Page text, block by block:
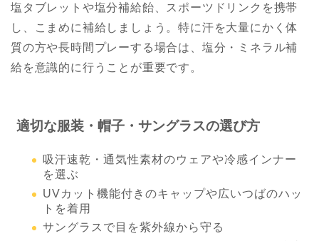
塩タブレットや塩分補給飴、スポーツドリンクを携帯
し、こまめに補給しましょう。特に汗を大量にかく体
質の方や長時間プレーする場合は、塩分・ミネラル補
給を意識的に行うことが重要です。
適切な服装・帽子・サングラスの選び方
吸汗速乾・通気性素材のウェアや冷感インナー
を選ぶ
UVカット機能付きのキャップや広いつばのハッ
トを着用
サングラスで目を紫外線から守る